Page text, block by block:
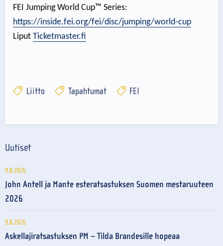
FEI Jumping World Cup™ Series:
https://inside.fei.org/fei/disc/jumping/world-cup
Liput Ticketmaster.fi
Liitto Tapahtumat FEI
Uutiset
9.8.2026
John Antell ja Mante esteratsastuksen Suomen mestaruuteen
2026
9.8.2026
Askellajiratsastuksen PM – Tilda Brandesille hopeaa